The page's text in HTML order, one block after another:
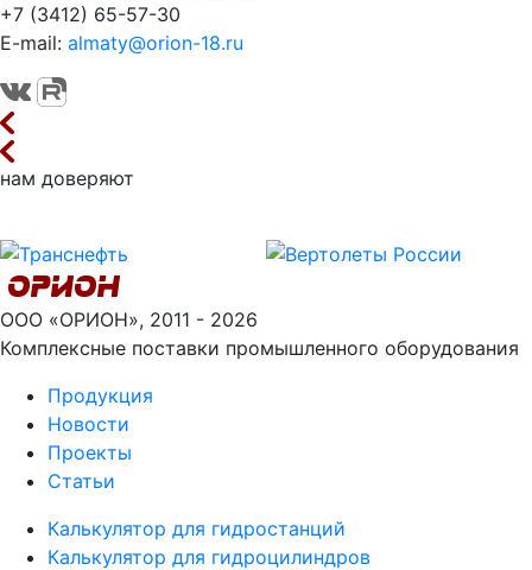
+7 (3412) 65-57-30
E-mail: almaty@orion-18.ru
нам доверяют
ООО «ОРИОН», 2011 - 2026
Комплексные поставки промышленного оборудования
Продукция
Новости
Проекты
Статьи
Калькулятор для гидростанций
Калькулятор для гидроцилиндров